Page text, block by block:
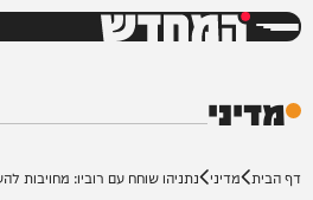
המחדש
מדיני
דף הבית מדיני נתניהו שוחח עם רוביו: